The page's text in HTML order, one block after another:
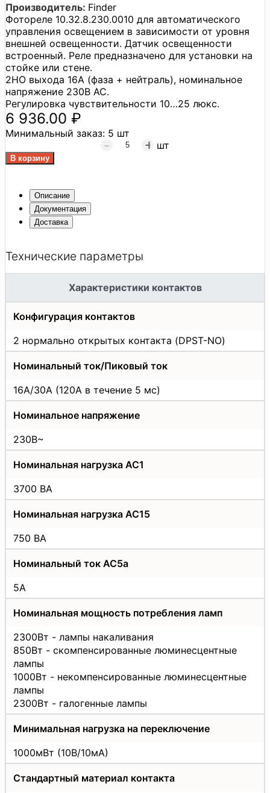
Производитель: Finder
Фотореле 10.32.8.230.0010 для автоматического
управления освещением в зависимости от уровня
внешней освещенности. Датчик освещенности
встроенный. Реле предназначено для установки на
стойке или стене.
2НО выхода 16А (фаза + нейтраль), номинальное
напряжение 230В АС.
Регулировка чувствительности 10…25 люкс.
6 936.00 ₽
Минимальный заказ: 5 шт
шт
Описание
Документация
Доставка
Технические параметры
Характеристики контактов
Конфигурация контактов
2 нормально открытых контакта (DPST-NO)
Номинальный ток/Пиковый ток
16А/30A (120А в течение 5 мс)
Номинальное напряжение
230В~
Номинальная нагрузка AC1
3700 ВА
Номинальная нагрузка АС15
750 ВА
Номинальный ток АС5а
5А
Номинальная мощность потребления ламп
2300Вт - лампы накаливания
850Вт - скомпенсированные люминесцентные
лампы
1000Вт - некомпенсированные люминесцентные
лампы
2300Вт - галогенные лампы
Минимальная нагрузка на переключение
1000мВт (10В/10мА)
Стандартный материал контакта